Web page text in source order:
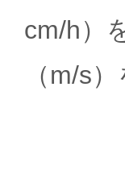
cm/h）
（m/s